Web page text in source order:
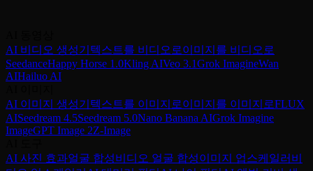
AI 비디오 생성기 텍스트를 비디오로이미지를 비디오로
SeedanceHappy Horse 1.0Kling AIVeo 3.1Grok ImagineWan
AIHailuo AI
AI 이미지 생성기 텍스트를 이미지로이미지를 이미지로FLUX
AISeedream 4.5Seedream 5.0Nano Banana AIGrok Imagine
ImageGPT Image 2Z-Image
AI 사진 효과얼굴 합성비디오 얼굴 합성이미지 업스케일러 비